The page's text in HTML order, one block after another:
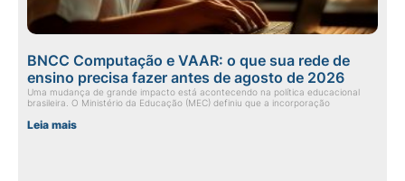
BNCC Computação e VAAR: o que sua rede de
ensino precisa fazer antes de agosto de 2026
Uma mudança de grande impacto está acontecendo na política educacional
brasileira. O Ministério da Educação (MEC) definiu que a incorporação
Leia mais